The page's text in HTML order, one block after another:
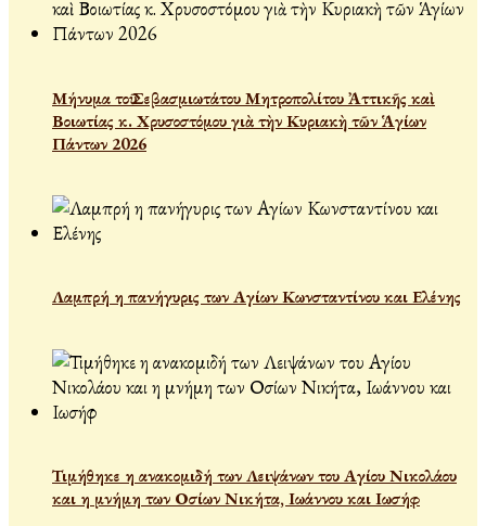
Μήνυμα τοῦ Σεβασμιωτάτου Μητροπολίτου Ἀττικῆς καὶ
Βοιωτίας κ. Χρυσοστόμου γιὰ τὴν Κυριακὴ τῶν Ἁγίων
Πάντων 2026
Λαμπρή η πανήγυρις των Αγίων Κωνσταντίνου και Ελένης
Τιμήθηκε η ανακομιδή των Λειψάνων του Αγίου Νικολάου
και η μνήμη των Οσίων Νικήτα, Ιωάννου και Ιωσήφ